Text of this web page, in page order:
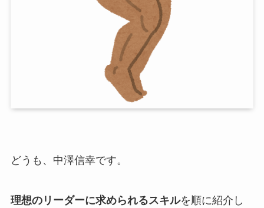
どうも、中澤信幸です。
理想のリーダーに求められるスキルを順に紹介し